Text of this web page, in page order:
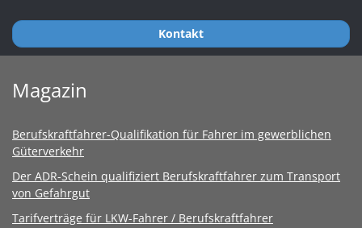
Kontakt
Magazin
Berufskraftfahrer-Qualifikation für Fahrer im gewerblichen
Güterverkehr
Der ADR-Schein qualifiziert Berufskraftfahrer zum Transport
von Gefahrgut
Tarifverträge für LKW-Fahrer / Berufskraftfahrer